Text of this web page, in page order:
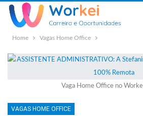
Home Vagas Home Office
Vaga Home Office no
VAGAS HOME OFFICE